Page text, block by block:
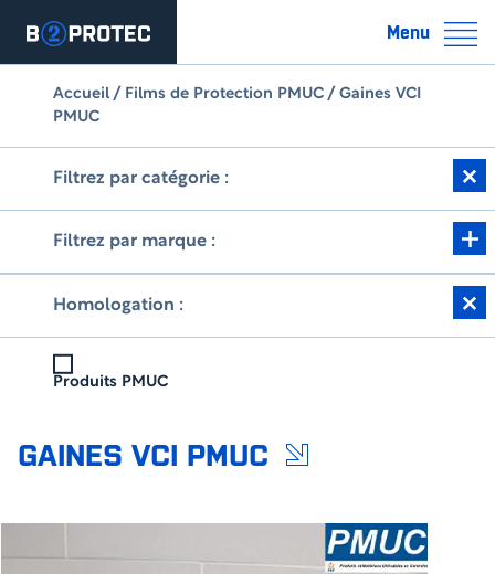
Menu
Accueil / Films de Protection PMUC / Gaines VCI
PMUC
Filtrez par catégorie :
Filtrez par marque :
Homologation :
Produits PMUC
GAINES VCI PMUC